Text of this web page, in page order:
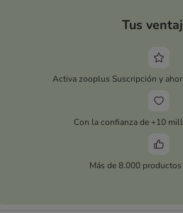
Tus
Activa zooplus Suscripción y
Con la confianza de +10
Más de 8.000